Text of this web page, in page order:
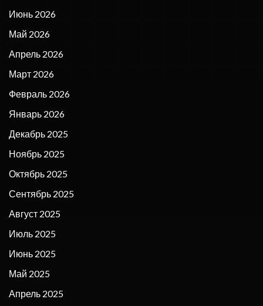
Июнь 2026
Май 2026
Апрель 2026
Март 2026
Февраль 2026
Январь 2026
Декабрь 2025
Ноябрь 2025
Октябрь 2025
Сентябрь 2025
Август 2025
Июль 2025
Июнь 2025
Май 2025
Апрель 2025